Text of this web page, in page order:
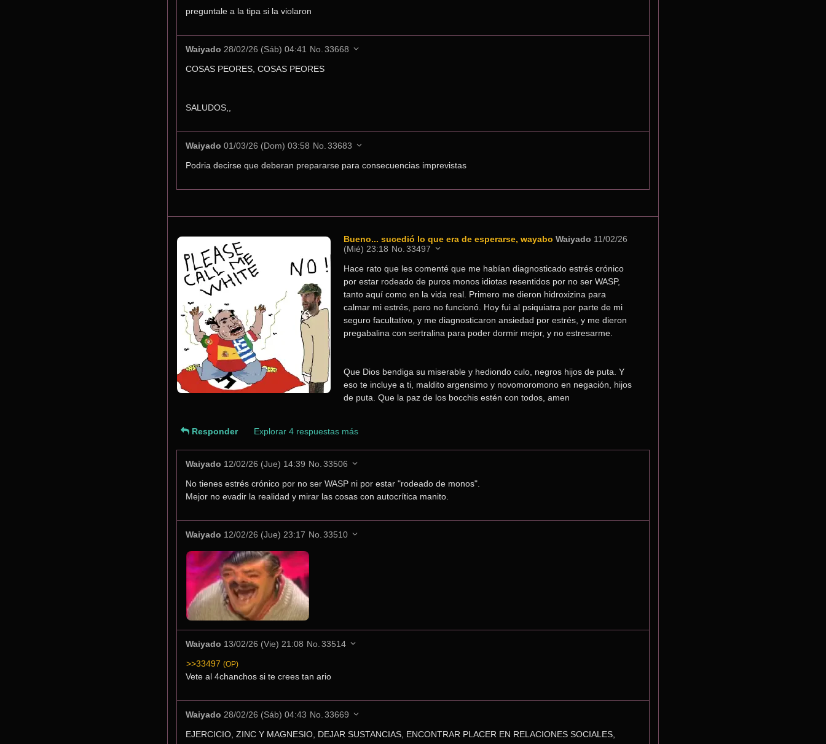
preguntale a la tipa si la violaron
Waiyado 28/02/26 (Sáb) 04:41 No. 33668
COSAS PEORES, COSAS PEORES
SALUDOS,,
Waiyado 01/03/26 (Dom) 03:58 No. 33683
Podria decirse que deberan prepararse para consecuencias imprevistas
Bueno... sucedió lo que era de esperarse, wayabo Waiyado 11/02/26
(Mié) 23:18 No. 33497
Hace rato que les comenté que me habían diagnosticado estrés crónico
por estar rodeado de puros monos idiotas resentidos por no ser WASP,
tanto aquí como en la vida real. Primero me dieron hidroxizina para
calmar mi estrés, pero no funcionó. Hoy fui al psiquiatra por parte de mi
seguro facultativo, y me diagnosticaron ansiedad por estrés, y me dieron
pregabalina con sertralina para poder dormir mejor, y no estresarme.
Que Dios bendiga su miserable y hediondo culo, negros hijos de puta. Y
eso te incluye a ti, maldito argensimo y novomoromono en negación, hijos
de puta. Que la paz de los bocchis estén con todos, amen
Responder Explorar 4 respuestas más
Waiyado 12/02/26 (Jue) 14:39 No. 33506
No tienes estrés crónico por no ser WASP ni por estar "rodeado de monos".
Mejor no evadir la realidad y mirar las cosas con autocrítica manito.
Waiyado 12/02/26 (Jue) 23:17 No. 33510
Waiyado 13/02/26 (Vie) 21:08 No. 33514
>>33497 (OP)
Vete al 4chanchos si te crees tan ario
Waiyado 28/02/26 (Sáb) 04:43 No. 33669
EJERCICIO, ZINC Y MAGNESIO, DEJAR SUSTANCIAS, ENCONTRAR PLACER EN RELACIONES SOCIALES,